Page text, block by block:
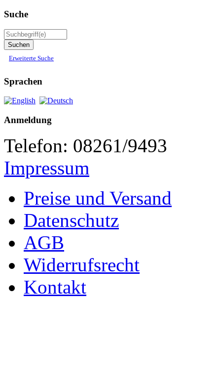
Suche
Erweiterte Suche
Sprachen
Anmeldung
Telefon: 08261/9493
Impressum
Preise und Versand
Datenschutz
AGB
Widerrufsrecht
Kontakt